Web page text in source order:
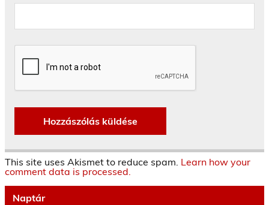
This site uses Akismet to reduce spam. Learn how your
comment data is processed.
Naptár